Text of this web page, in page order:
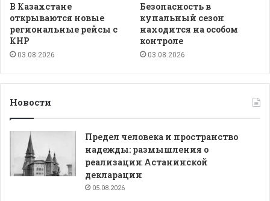
В Казахстане
открываются новые
региональные рейсы с
КНР
03.08.2026
Безопасность в
купальный сезон
находится на особом
контроле
03.08.2026
Новости
Предел человека и пространство
надежды: размышления о
реализации Астанинской
декларации
05.08.2026